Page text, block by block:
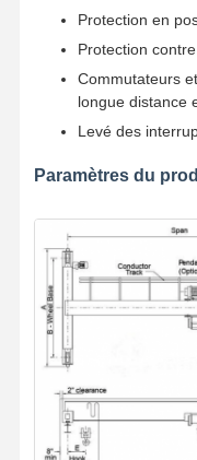
Protection en
Protection
Commutateurs
longue distance
Levé des
Paramètres du